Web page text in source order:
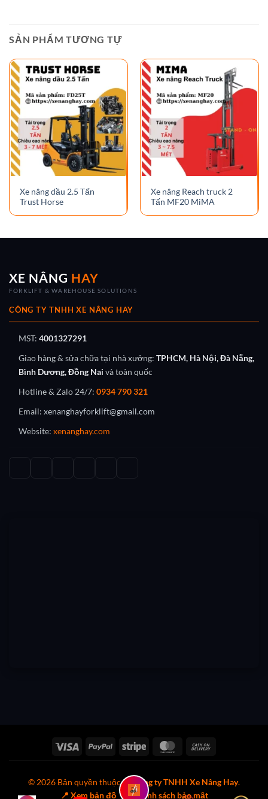
SẢN PHẨM TƯƠNG TỰ
Xe nâng dầu 2.5 Tấn
Trust Horse
Xe nâng Reach truck 2
Tấn MF20 MiMA
XE NÂNG HAY
FORKLIFT & WAREHOUSE SOLUTIONS
CÔNG TY TNHH XE NÂNG HAY
MST: 4001327291
Giao hàng & sửa chữa tại nhà xưởng: TPHCM, Hà Nội, Đà Nẵng,
Bình Dương, Đồng Nai và toàn quốc
Hotline & Zalo 24/7: 0934 790 321
Email: xenanghayforklift@gmail.com
Website: xenanghay.com
Visa PayPal Stripe MasterCard
© 2026 Bản quyền thuộc vềCông ty TNHH Xe Nâng Hay.
📍 Xem bản đồ
🔒 Chính sách bảo mật